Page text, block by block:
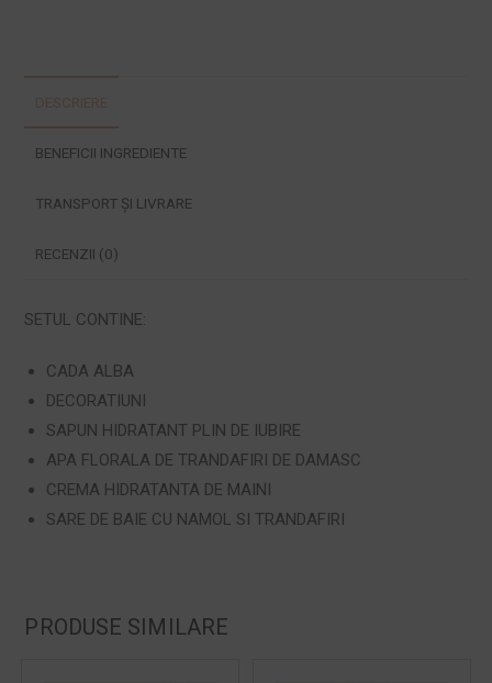
BENEFICII INGREDIENTE
TRANSPORT ȘI LIVRARE
RECENZII (0)
SETUL CONTINE:
CADA ALBA
DECORATIUNI
SAPUN HIDRATANT PLIN DE IUBIRE
APA FLORALA DE TRANDAFIRI DE DAMASC
CREMA HIDRATANTA DE MAINI
SARE DE BAIE CU NAMOL SI TRANDAFIRI
PRODUSE SIMILARE